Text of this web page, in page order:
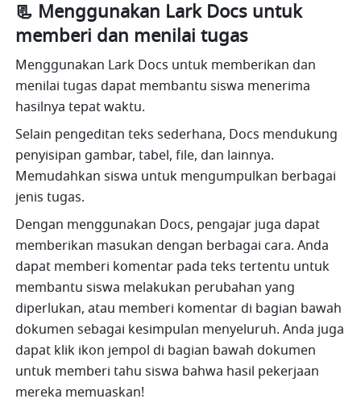
📃 Menggunakan Lark Docs untuk
memberi dan menilai tugas
Menggunakan Lark Docs untuk memberikan dan
menilai tugas dapat membantu siswa menerima
hasilnya tepat waktu.
Selain pengeditan teks sederhana, Docs mendukung
penyisipan gambar, tabel, file, dan lainnya.
Memudahkan siswa untuk mengumpulkan berbagai
jenis tugas.
Dengan menggunakan Docs, pengajar juga dapat
memberikan masukan dengan berbagai cara. Anda
dapat memberi komentar pada teks tertentu untuk
membantu siswa melakukan perubahan yang
diperlukan, atau memberi komentar di bagian bawah
dokumen sebagai kesimpulan menyeluruh. Anda juga
dapat klik ikon jempol di bagian bawah dokumen
untuk memberi tahu siswa bahwa hasil pekerjaan
mereka memuaskan!